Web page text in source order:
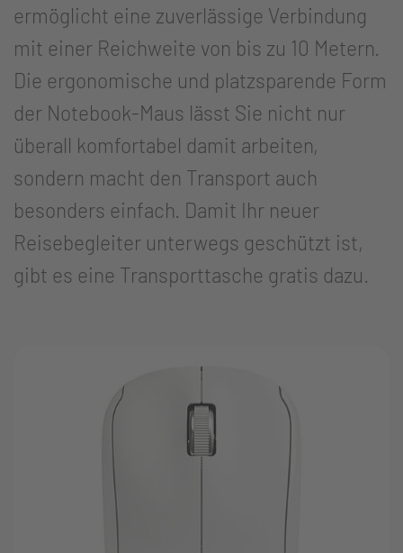
ermöglicht eine zuverlässige Verbindung
mit einer Reichweite von bis zu 10 Metern.
Die ergonomische und platzsparende Form
der Notebook-Maus lässt Sie nicht nur
überall komfortabel damit arbeiten,
sondern macht den Transport auch
besonders einfach. Damit Ihr neuer
Reisebegleiter unterwegs geschützt ist,
gibt es eine Transporttasche gratis dazu.